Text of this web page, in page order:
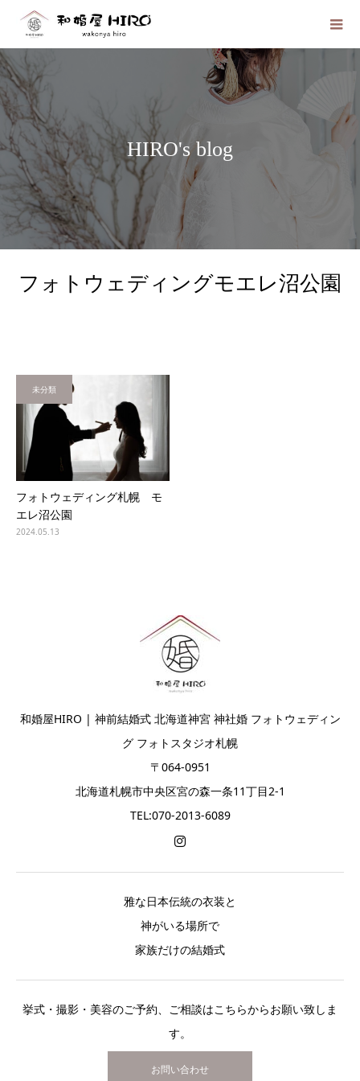
HIRO's blog
フォトウェディングモエレ沼公園
未分類
フォトウェディング札幌 モ
エレ沼公園
2024.05.13
和婚屋HIRO | 神前結婚式 北海道神宮 神社婚 フォトウェディン
グ フォトスタジオ札幌
〒064-0951
北海道札幌市中央区宮の森一条11丁目2-1
TEL:070-2013-6089
雅な日本伝統の衣装と
神がいる場所で
家族だけの結婚式
挙式・撮影・美容のご予約、ご相談はこちらからお願い致しま
す。
お問い合わせ